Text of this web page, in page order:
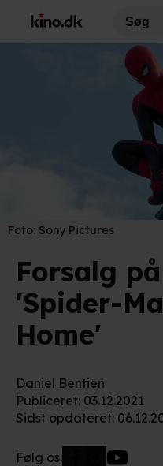
Foto: Sony Pictures
Forsalg
'Spider-
Home'
Daniel Bentien
Publiceret: 03.12.2021
Sidst opdateret:
Følg os: